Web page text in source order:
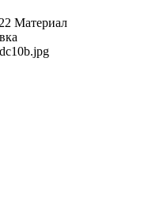
Материал